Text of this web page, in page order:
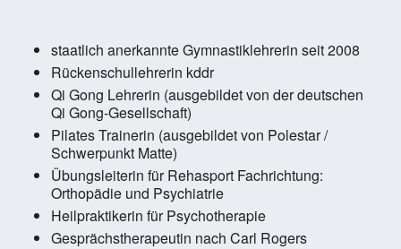
staatlich anerkannte Gymnastiklehrerin seit 2008
Rückenschullehrerin kddr
Qi Gong Lehrerin (ausgebildet von der deutschen
Qi Gong-Gesellschaft)
Pilates Trainerin (ausgebildet von Polestar /
Schwerpunkt Matte)
Übungsleiterin für Rehasport Fachrichtung:
Orthopädie und Psychiatrie
Heilpraktikerin für Psychotherapie
Gesprächstherapeutin nach Carl Rogers